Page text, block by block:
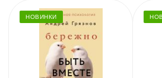
НОВИНКИ